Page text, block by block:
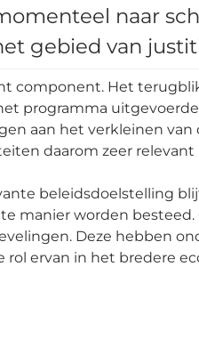
naar
gebied van
component. Het
programma
aan het verkleinen
daarom zeer
beleidsdoelstelling
manier worden
Deze hebben
ervan in het bredere